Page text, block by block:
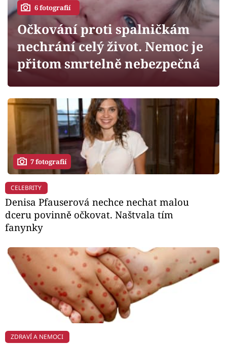
Sledujte prima+
Filmový festival Karlovy Vary
Mámy sobě
Přihlášení
Sledujte nás
6 fotografií
Očkování proti spalničkám
nechrání celý život. Nemoc je
přitom smrtelně nebezpečná
7 fotografií
CELEBRITY
Denisa Pfauserová nechce nechat malou
dceru povinně očkovat. Naštvala tím
fanynky
ZDRAVÍ A NEMOCI